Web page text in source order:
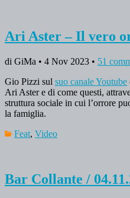
Ari Aster – Il vero
di GiMa • 4 Nov 2023 • 51
Gio Pizzi sul suo canale Youtube
Ari Aster e di come questi,
struttura sociale in cui l’orrore
la famiglia.
Feat, Video
Bar Collante /